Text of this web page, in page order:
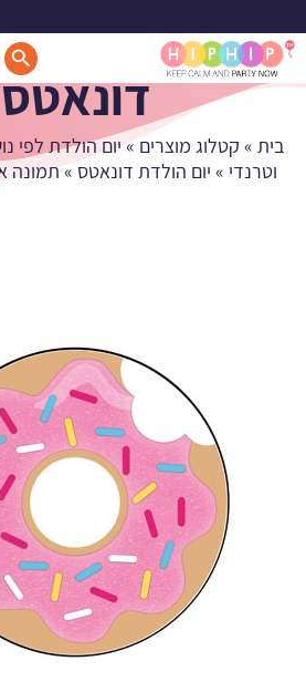
תמונה
דונאטס
בית » קטלוג מוצרים » יום הולדת לפי
וטרנדי » יום הולדת דונאטס » תמונה